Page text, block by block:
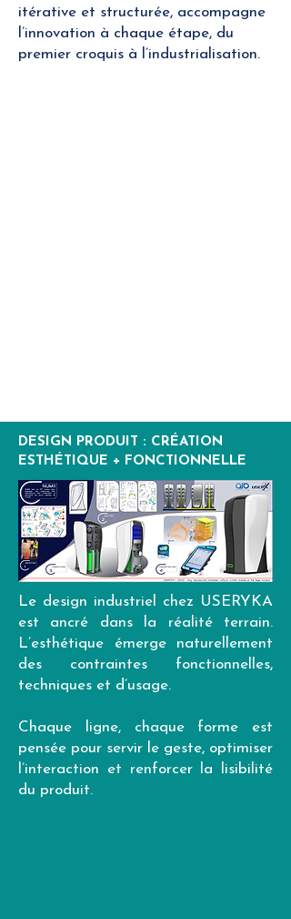
itérative et structurée, accompagne
l’innovation à chaque étape, du
premier croquis à l’industrialisation.
DESIGN PRODUIT : CRÉATION
ESTHÉTIQUE + FONCTIONNELLE
Le design industriel chez USERYKA
est ancré dans la réalité terrain.
L’esthétique émerge naturellement
des contraintes fonctionnelles,
techniques et d’usage.
Chaque ligne, chaque forme est
pensée pour servir le geste, optimiser
l’interaction et renforcer la lisibilité
du produit.